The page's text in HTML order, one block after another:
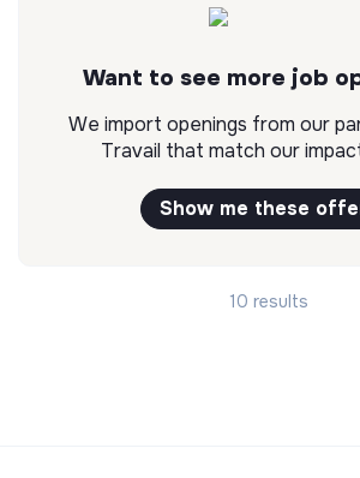
Want to see more job
We import openings from our
Travail that match our
Show me these
10 results